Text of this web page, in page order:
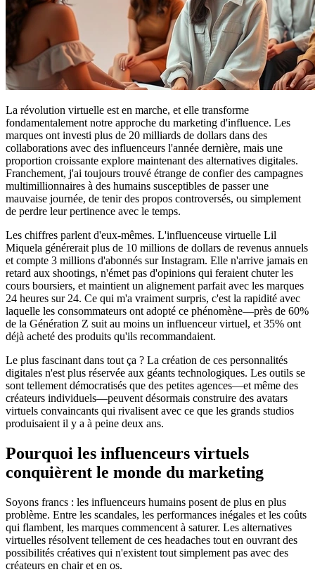
La révolution virtuelle est en marche, et elle transforme
fondamentalement notre approche du marketing d'influence. Les
marques ont investi plus de 20 milliards de dollars dans des
collaborations avec des influenceurs l'année dernière, mais une
proportion croissante explore maintenant des alternatives digitales.
Franchement, j'ai toujours trouvé étrange de confier des campagnes
multimillionnaires à des humains susceptibles de passer une
mauvaise journée, de tenir des propos controversés, ou simplement
de perdre leur pertinence avec le temps.
Les chiffres parlent d'eux-mêmes. L'influenceuse virtuelle Lil
Miquela générerait plus de 10 millions de dollars de revenus annuels
et compte 3 millions d'abonnés sur Instagram. Elle n'arrive jamais en
retard aux shootings, n'émet pas d'opinions qui feraient chuter les
cours boursiers, et maintient un alignement parfait avec les marques
24 heures sur 24. Ce qui m'a vraiment surpris, c'est la rapidité avec
laquelle les consommateurs ont adopté ce phénomène—près de 60%
de la Génération Z suit au moins un influenceur virtuel, et 35% ont
déjà acheté des produits qu'ils recommandaient.
Le plus fascinant dans tout ça ? La création de ces personnalités
digitales n'est plus réservée aux géants technologiques. Les outils se
sont tellement démocratisés que des petites agences—et même des
créateurs individuels—peuvent désormais construire des avatars
virtuels convaincants qui rivalisent avec ce que les grands studios
produisaient il y a à peine deux ans.
Pourquoi les influenceurs virtuels
conquièrent le monde du marketing
Soyons francs : les influenceurs humains posent de plus en plus
problème. Entre les scandales, les performances inégales et les coûts
qui flambent, les marques commencent à saturer. Les alternatives
virtuelles résolvent tellement de ces headaches tout en ouvrant des
possibilités créatives qui n'existent tout simplement pas avec des
créateurs en chair et en os.